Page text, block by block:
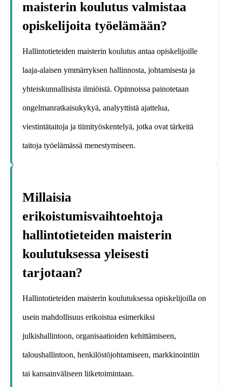
maisterin koulutus valmistaa
opiskelijoita työelämään?
Hallintotieteiden maisterin koulutus antaa opiskelijoille
laaja-alaisen ymmärryksen hallinnosta, johtamisesta ja
yhteiskunnallisista ilmiöistä. Opinnoissa painotetaan
ongelmanratkaisukykyä, analyyttistä ajattelua,
viestintätaitoja ja tiimityöskentelyä, jotka ovat tärkeitä
taitoja työelämässä menestymiseen.
Millaisia
erikoistumisvaihtoehtoja
hallintotieteiden maisterin
koulutuksessa yleisesti
tarjotaan?
Hallintotieteiden maisterin koulutuksessa opiskelijoilla on
usein mahdollisuus erikoistua esimerkiksi
julkishallintoon, organisaatioiden kehittämiseen,
taloushallintoon, henkilöstöjohtamiseen, markkinointiin
tai kansainväliseen liiketoimintaan.